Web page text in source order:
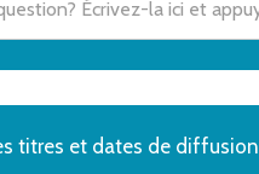
titres et dates de diffusion